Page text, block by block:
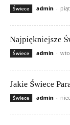
Świece admin -
Najpiękniejsze
Świece admin -
Jakie Świece
Świece admin -